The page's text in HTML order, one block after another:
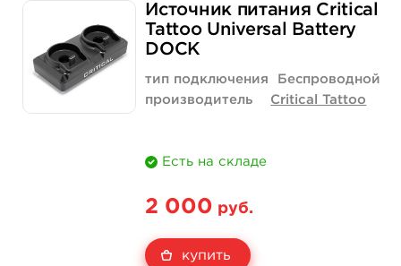
Источник питания Critical
Tattoo Universal Battery
DOCK
тип подключения
Беспроводной
производитель
Critical Tattoo
Есть на складе
2 000 руб.
купить